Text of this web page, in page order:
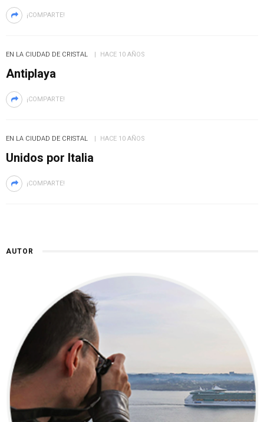
¡COMPARTE!
EN LA CIUDAD DE CRISTAL HACE 10 AÑOS
Antiplaya
¡COMPARTE!
EN LA CIUDAD DE CRISTAL HACE 10 AÑOS
Unidos por Italia
¡COMPARTE!
AUTOR